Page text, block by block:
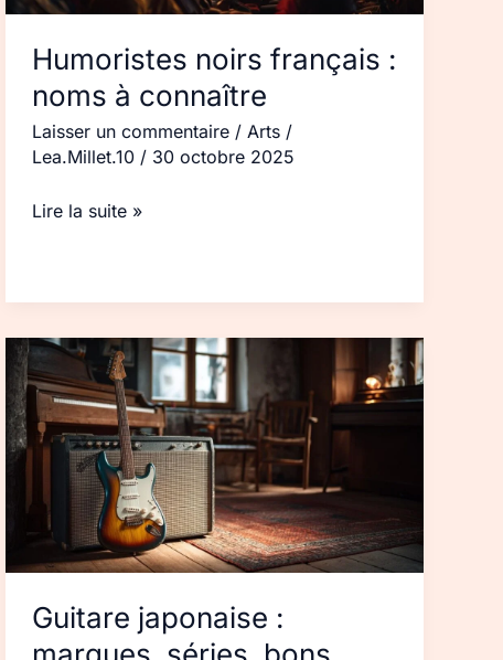
Humoristes noirs français :
noms à connaître
Laisser un commentaire /Arts /
Lea.Millet.10 / 30 octobre 2025
Lire la suite »
Guitare japonaise :
Guitare
japonaise :
marques,
séries,